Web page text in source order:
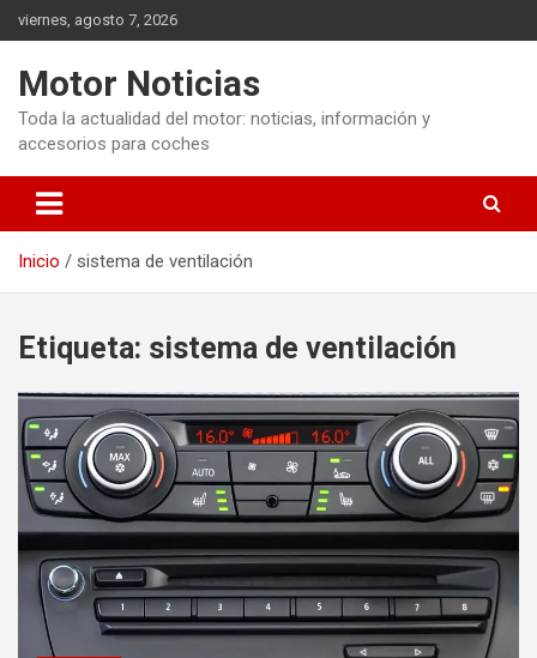
Saltar
al
viernes, agosto 7, 2026
Motor Noticias
Toda la actualidad del motor: noticias, información y
accesorios para coches
Inicio sistema de ventilación
Etiqueta: sistema de ventilación